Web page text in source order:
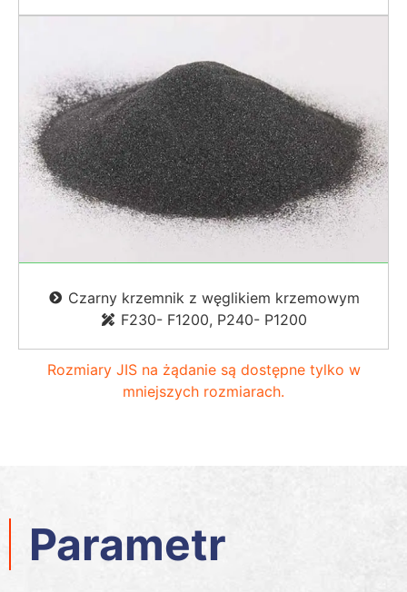
Czarny krzemnik z węglikiem krzemowym
F230- F1200, P240- P1200
Rozmiary JIS na żądanie są dostępne tylko w
mniejszych rozmiarach.
Parametr